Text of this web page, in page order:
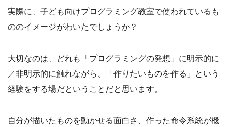
実際に、子ども向けプログラミング教室で使われているも
ののイメージがわいたでしょうか？
大切なのは、どれも「プログラミングの発想」に明示的に
／非明示的に触れながら、「作りたいものを作る」という
経験をする場だということだと思います。
自分が描いたものを動かせる面白さ、作った命令系統が機